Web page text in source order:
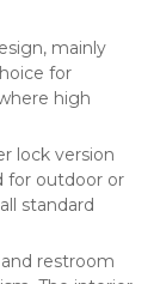
mainly
for
high
lock version
for outdoor or
standard
restroom